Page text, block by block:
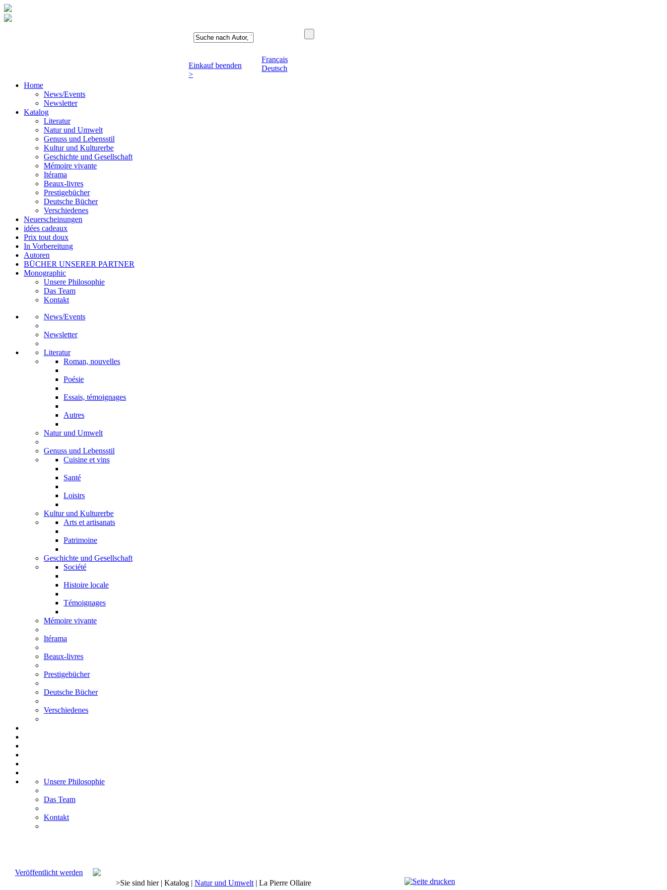
Einkauf beenden
>
Français
Deutsch
Home
News/Events
Newsletter
Katalog
Literatur
Natur und Umwelt
Genuss und Lebensstil
Kultur und Kulturerbe
Geschichte und Gesellschaft
Mémoire vivante
Itérama
Beaux-livres
Prestigebücher
Deutsche Bücher
Verschiedenes
Neuerscheinungen
idées cadeaux
Prix tout doux
In Vorbereitung
Autoren
BÜCHER UNSERER PARTNER
Monographic
Unsere Philosophie
Das Team
Kontakt
News/Events
Newsletter
Literatur
Roman, nouvelles
Poésie
Essais, témoignages
Autres
Natur und Umwelt
Genuss und Lebensstil
Cuisine et vins
Santé
Loisirs
Kultur und Kulturerbe
Arts et artisanats
Patrimoine
Geschichte und Gesellschaft
Société
Histoire locale
Témoignages
Mémoire vivante
Itérama
Beaux-livres
Prestigebücher
Deutsche Bücher
Verschiedenes
Unsere Philosophie
Das Team
Kontakt
Veröffentlicht werden
>Sie sind hier| Katalog | Natur und Umwelt | La Pierre Ollaire